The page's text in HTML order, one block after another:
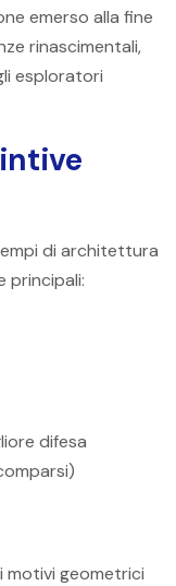
emerso alla fine
rinascimentali,
esploratori
di architettura
principali:
difesa
geometrici